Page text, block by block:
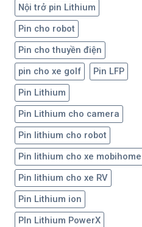
Nội trở pin Lithium
Pin cho robot
Pin cho thuyền điện
pin cho xe golf
Pin LFP
Pin Lithium
Pin Lithium cho camera
Pin lithium cho robot
Pin lithium cho xe mobihome
Pin lithium cho xe RV
Pin Lithium ion
PIn Lithium PowerX